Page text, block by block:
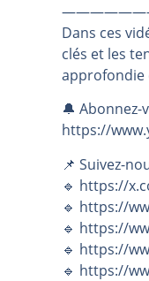
Dans ces
clés et les
approfondie
🔔
https://
📌 Suivez-
🔹 https://
🔹 https://
🔹 https://
🔹 https://
🔹 https://